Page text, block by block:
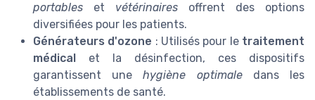
portables et vétérinaires offrent des options
diversifiées pour les patients.
Générateurs d'ozone : Utilisés pour le traitement
médical
et la désinfection, ces dispositifs
garantissent unehygiène optimaledans les
établissements de santé.